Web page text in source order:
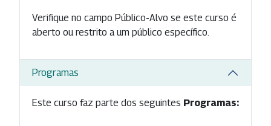
Verifique no campo Público-Alvo se este curso é
aberto ou restrito a um público específico.
Programas
Este curso faz parte dos seguintes Programas: